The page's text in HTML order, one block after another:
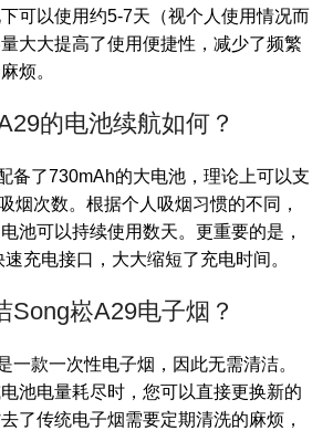
可以使用约5-7天（视个人使用情况而
大大提高了使用便捷性，减少了频繁
烦。
的电池续航如何？
备了730mAh的大电池，理论上可以支
烟次数。根据个人吸烟习惯的不同，
池可以持续使用数天。更重要的是，
充电接口，大大缩短了充电时间。
Song崧A29电子烟？
一款一次性电子烟，因此无需清洁。
池电量耗尽时，您可以直接更换新的
了传统电子烟需要定期清洗的麻烦，